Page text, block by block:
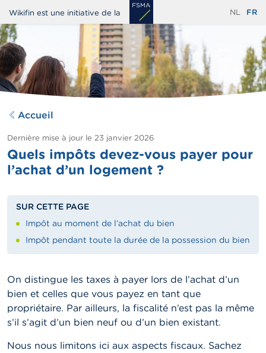
Aller
au
contenu
principal
Wikifin est une initiative de la NL FR
Accueil
Dernière mise à jour le 23 janvier 2026
Quels impôts devez-vous payer pour
l’achat d’un logement ?
SUR CETTE PAGE
Impôt au moment de l’achat du bien
Impôt pendant toute la durée de la possession du bien
On distingue les taxes à payer lors de l’achat d’un
bien et celles que vous payez en tant que
propriétaire. Par ailleurs, la fiscalité n’est pas la même
s’il s’agit d’un bien neuf ou d’un bien existant.
Nous nous limitons ici aux aspects fiscaux. Sachez